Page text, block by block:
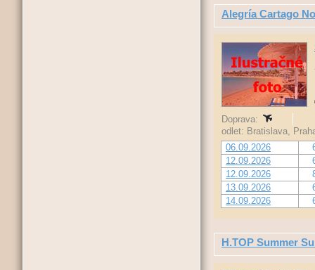
Alegría Cartago
Doprava:
odlet: Bratislava,
06.09.2026
12.09.2026
12.09.2026
13.09.2026
14.09.2026
H.TOP Summer